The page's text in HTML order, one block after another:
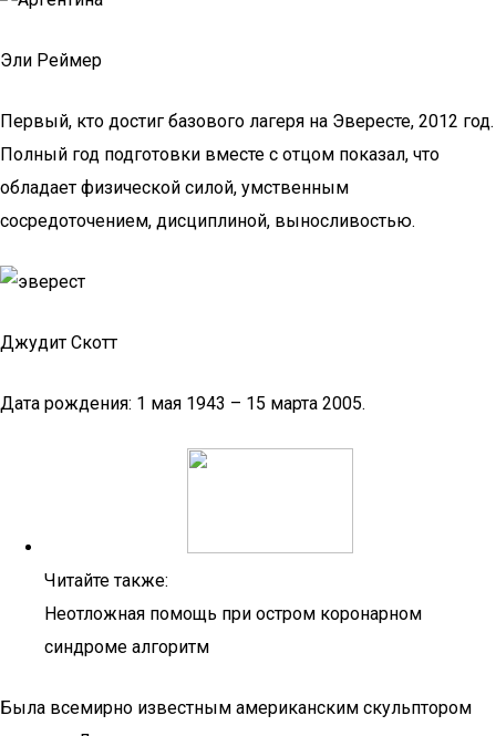
Эли Реймер
Первый, кто достиг базового лагеря на Эвересте, 2012 год.
Полный год подготовки вместе с отцом показал, что
обладает физической силой, умственным
сосредоточением, дисциплиной, выносливостью.
Джудит Скотт
Дата рождения: 1 мая 1943 – 15 марта 2005.
Читайте также:
Неотложная помощь при остром коронарном
синдроме алгоритм
Была всемирно известным американским скульптором